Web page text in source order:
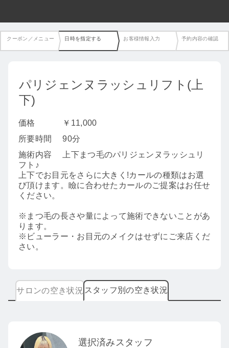
クーポン／メニュー 日時を指定する お客様情報入力 予約内容の確認
パリジェンヌラッシュリフト(上
下)
価格
￥11,000
所要時間
90分
施術内容
上下まつ毛のパリジェンヌラッシュリ
フト♪
上下でお目元をさらに大きく!カールの種類はお選
び頂けます。瞼に合わせたカールのご提案はお任せ
ください。
※まつ毛の長さや量によって施術できないことがあ
ります。
※ビューラー・お目元のメイクはせずにご来店くだ
さい。
サロンの空き状況 スタッフ別の空き状況
選択済みスタッフ